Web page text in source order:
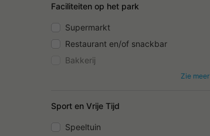
Faciliteiten op het park
Supermarkt
Restaurant en/of snackbar
Bakkerij
Zie meer
Sport en Vrije Tijd
Speeltuin